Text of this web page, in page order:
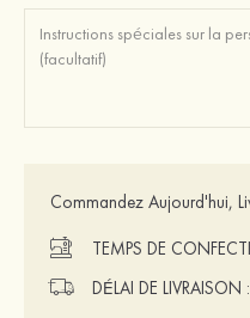
Commandez Aujourd'hui,
TEMPS DE
DÉLAI DE LIVRAISON :